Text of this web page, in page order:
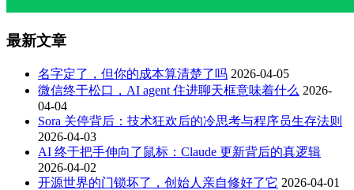
最新文章
名字定了，但你的成本算清楚了吗 2026-04-05
微信终于松口，AI agent 住进聊天框意味着什么 2026-
04-04
Sora 关停背后：技术狂欢后的冷思考与程序员生存法则
2026-04-03
AI 终于把手伸向了鼠标：Claude 更新背后的真逻辑
2026-04-02
开源世界的门锁坏了，创始人亲自修好了它 2026-04-01